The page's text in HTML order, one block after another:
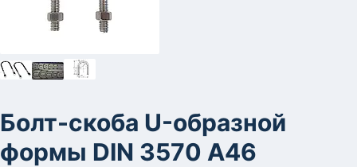
Болт-скоба U-образной
формы DIN 3570 А46